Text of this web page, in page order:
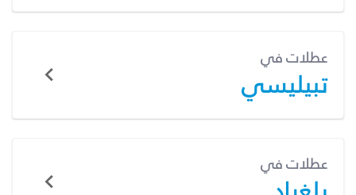
عطلات في
تبيليسي
عطلات في